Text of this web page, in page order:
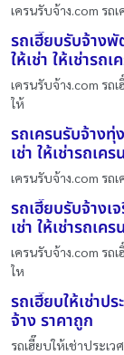
เครนรับจ้าง.com รถ
รถเฮี๊ยบรับจ้าง
ให้เช่า ให้เช่ารถ
เครนรับจ้าง.com รถ
ให้
รถเครนรับจ้างทุ่
เช่า ให้เช่ารถเค
เครนรับจ้าง.com รถ
รถเฮี๊ยบรับจ้างเ
เช่า ให้เช่ารถเค
เครนรับจ้าง.com รถ
ให
รถเฮี๊ยบให้เช่าป
จ้าง ราคาถูก
รถเฮี๊ยบให้เช่าประเ